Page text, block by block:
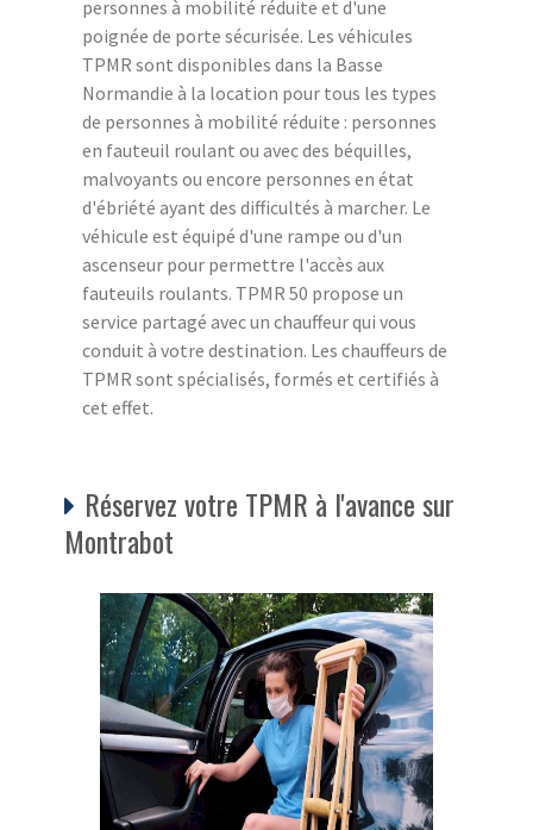
personnes à mobilité réduite et d'une
poignée de porte sécurisée. Les véhicules
TPMR sont disponibles dans la Basse
Normandie à la location pour tous les types
de personnes à mobilité réduite : personnes
en fauteuil roulant ou avec des béquilles,
malvoyants ou encore personnes en état
d'ébriété ayant des difficultés à marcher. Le
véhicule est équipé d'une rampe ou d'un
ascenseur pour permettre l'accès aux
fauteuils roulants. TPMR 50 propose un
service partagé avec un chauffeur qui vous
conduit à votre destination. Les chauffeurs de
TPMR sont spécialisés, formés et certifiés à
cet effet.
Réservez votre TPMR à l'avance sur
Montrabot